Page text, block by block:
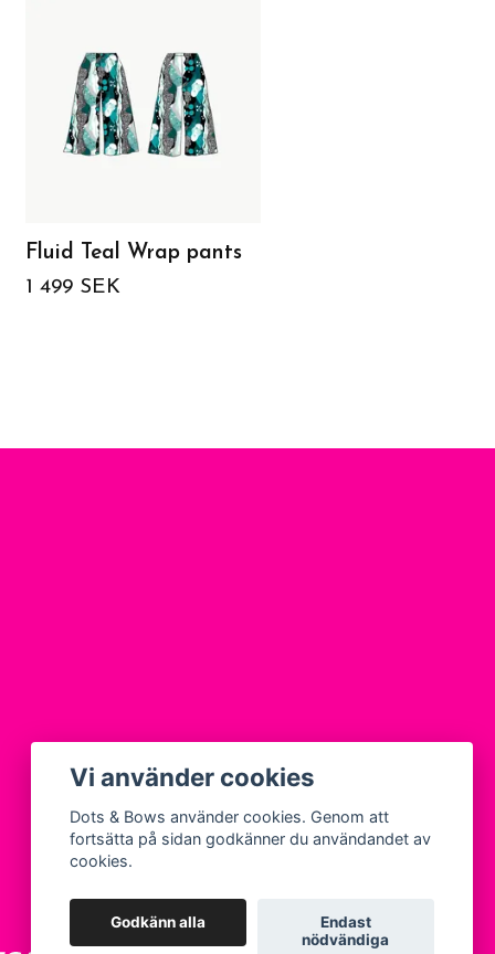
Fluid Teal Wrap pants
1 499 SEK
Vi använder cookies
Dots & Bows använder cookies. Genom att
fortsätta på sidan godkänner du användandet av
cookies.
Godkänn alla
Endast
nödvändiga